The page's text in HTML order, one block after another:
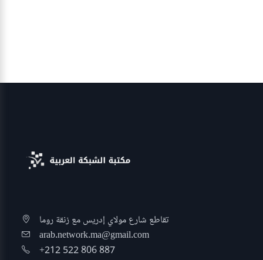
تقاطع شارع مولاي إدريس مع زنقة روما
arab.network.ma@gmail.com
+212 522 806 887